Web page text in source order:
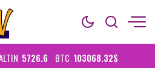
5726.6 BTC 103068.32$